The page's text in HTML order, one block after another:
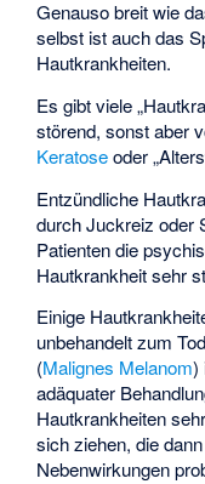
Genauso breit wie
selbst ist auch das
Hautkrankheiten.
Es gibt viele
störend, sonst aber
Keratoseoder
Entzündliche
durch Juckreiz oder
Patienten die
Hautkrankheit sehr
Einige
unbehandelt zum
(Malignes Melanom)
adäquater
Hautkrankheiten
sich ziehen, die
Nebenwirkungen